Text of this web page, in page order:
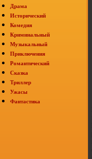
Драма
Исторический
Комедия
Криминальный
Музыкальный
Приключения
Романтический
Сказка
Триллер
Ужасы
Фантастика